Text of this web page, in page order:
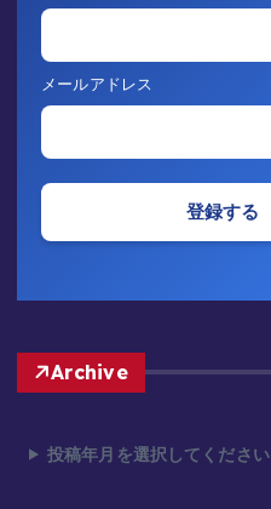
Archive
投稿年月を選択してください